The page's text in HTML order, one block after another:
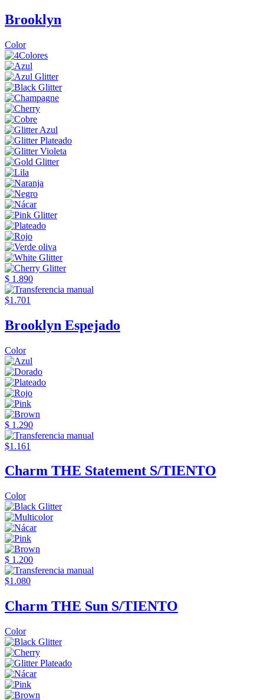
Brooklyn
Color
$ 1.890
$1.701
Brooklyn Espejado
Color
$ 1.290
$1.161
Charm THE Statement S/TIENTO
Color
$ 1.200
$1.080
Charm THE Sun S/TIENTO
Color